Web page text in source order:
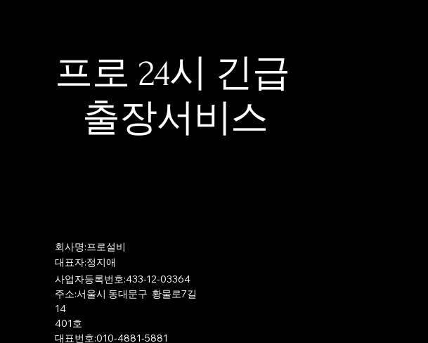
프로 24시 긴급
출장서비스
​회사명:프로설비
​대표자:정지애
사업자등록번호:433-12-03364
주소:서울시 동대문구 황물로7길
14
401호
​대표번호:010-4881-5881